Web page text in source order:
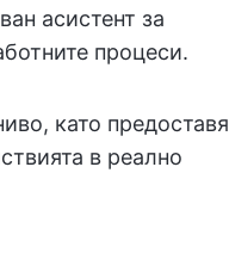
асистент за
процеси.
като предоставя
в реално